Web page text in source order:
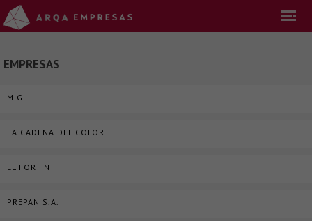
EMPRESAS
M.G.
LA CADENA DEL COLOR
EL FORTIN
PREPAN S.A.